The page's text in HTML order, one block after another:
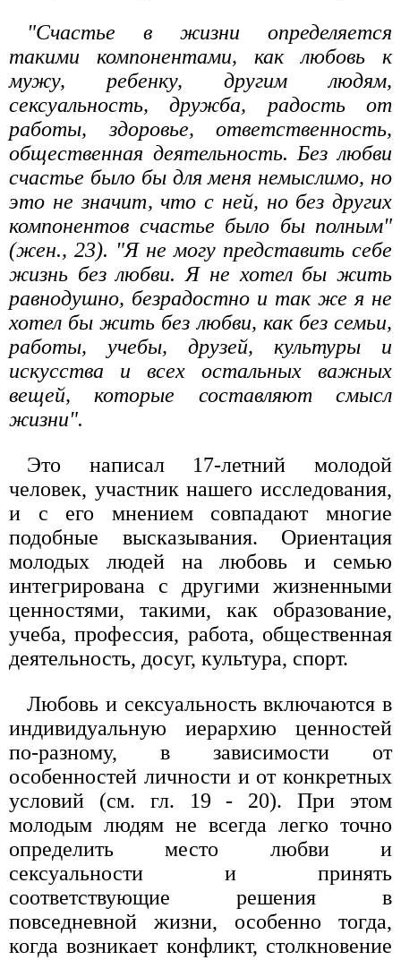
"Счастье в жизни определяется
такими компонентами, как любовь к
мужу, ребенку, другим людям,
сексуальность, дружба, радость от
работы, здоровье, ответственность,
общественная деятельность. Без любви
счастье было бы для меня немыслимо, но
это не значит, что с ней, но без других
компонентов счастье было бы полным"
(жен., 23). "Я не могу представить себе
жизнь без любви. Я не хотел бы жить
равнодушно, безрадостно и так же я не
хотел бы жить без любви, как без семьи,
работы, учебы, друзей, культуры и
искусства и всех остальных важных
вещей, которые составляют смысл
жизни".
Это написал 17-летний молодой
человек, участник нашего исследования,
и с его мнением совпадают многие
подобные высказывания. Ориентация
молодых людей на любовь и семью
интегрирована с другими жизненными
ценностями, такими, как образование,
учеба, профессия, работа, общественная
деятельность, досуг, культура, спорт.
Любовь и сексуальность включаются в
индивидуальную иерархию ценностей
по-разному, в зависимости от
особенностей личности и от конкретных
условий (см. гл. 19 - 20). При этом
молодым людям не всегда легко точно
определить место любви и
сексуальности и принять
соответствующие решения в
повседневной жизни, особенно тогда,
когда возникает конфликт, столкновение